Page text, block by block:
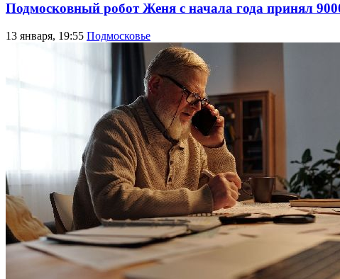
Подмосковный робот Женя с начала года принял
13 января, 19:55 Подмосковье